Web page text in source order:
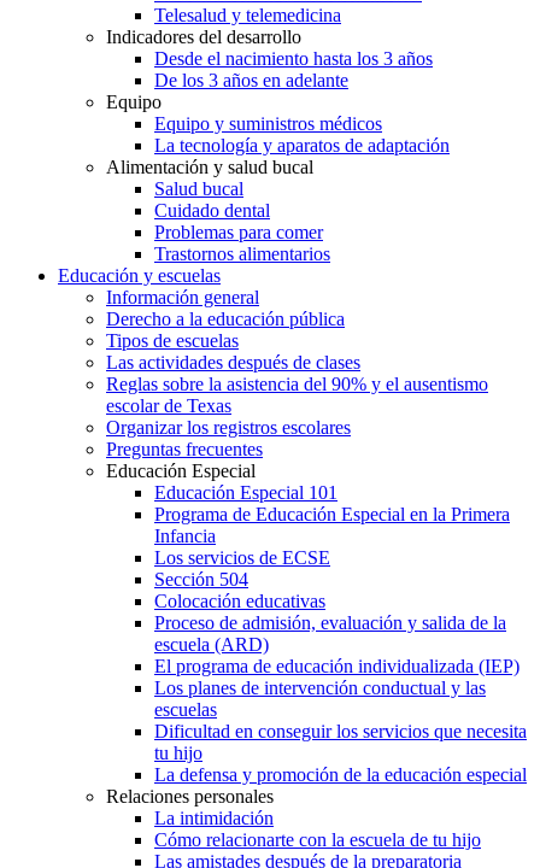
Telesalud y telemedicina
Indicadores del desarrollo
Desde el nacimiento hasta los 3 años
De los 3 años en adelante
Equipo
Equipo y suministros médicos
La tecnología y aparatos de adaptación
Alimentación y salud bucal
Salud bucal
Cuidado dental
Problemas para comer
Trastornos alimentarios
Educación y escuelas
Información general
Derecho a la educación pública
Tipos de escuelas
Las actividades después de clases
Reglas sobre la asistencia del 90% y el ausentismo
escolar de Texas
Organizar los registros escolares
Preguntas frecuentes
Educación Especial
Educación Especial 101
Programa de Educación Especial en la Primera
Infancia
Los servicios de ECSE
Sección 504
Colocación educativas
Proceso de admisión, evaluación y salida de la
escuela (ARD)
El programa de educación individualizada (IEP)
Los planes de intervención conductual y las
escuelas
Dificultad en conseguir los servicios que necesita
tu hijo
La defensa y promoción de la educación especial
Relaciones personales
La intimidación
Cómo relacionarte con la escuela de tu hijo
Las amistades después de la preparatoria